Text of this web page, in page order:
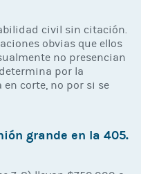
civil sin citación.
obvias que ellos
no presencian
por la
corte, no por si se
grande en la 405.